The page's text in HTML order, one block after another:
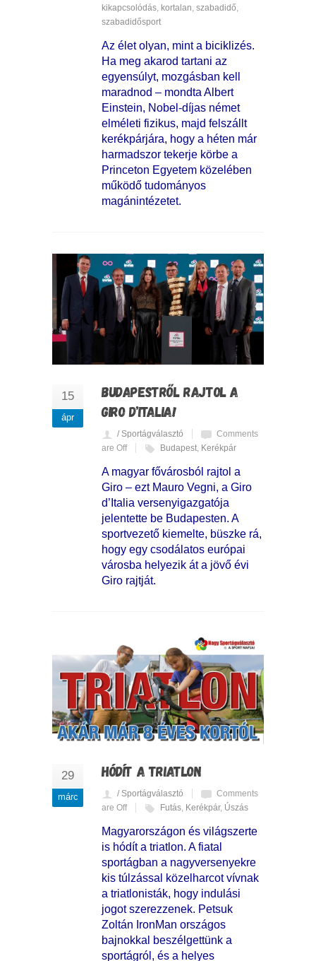
kikapcsolódás, kortalan, szabadidő,
szabadidősport
Az élet olyan, mint a biciklizés.
Ha meg akarod tartani az
egyensúlyt, mozgásban kell
maradnod – mondta Albert
Einstein, Nobel-díjas német
elméleti fizikus, majd felszállt
kerékpárjára, hogy a héten már
harmadszor tekerje körbe a
Princeton Egyetem közelében
működő tudományos
magánintézetet.
15
ápr
BUDAPESTRŐL RAJTOL A
GIRO D’ITALIA!
/ Sportágválasztó
Comments
are Off
Budapest, Kerékpár
A magyar fővárosból rajtol a
Giro – ezt Mauro Vegni, a Giro
d’Italia versenyigazgatója
jelentette be Budapesten. A
sportvezető kiemelte, büszke rá,
hogy egy csodálatos európai
városba helyezik át a jövő évi
Giro rajtját.
29
márc
HÓDÍT A TRIATLON
/ Sportágválasztó
Comments
are Off
Futás Kerékpár, Úszás
Magyarországon és világszerte
is hódít a triatlon. A fiatal
sportágban a nagyversenyekre
kis túlzással közelharcot vívnak
a triatlonisták, hogy indulási
jogot szerezzenek. Petsuk
Zoltán IronMan országos
bajnokkal beszélgettünk a
sportágról, és a helyes